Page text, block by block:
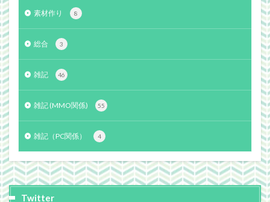
素材作り 8
総合 3
雑記 46
雑記 (MMO関係) 55
雑記（PC関係） 4
Twitter